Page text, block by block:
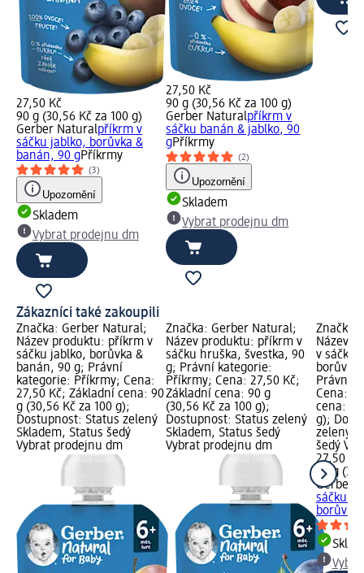
27,50 Kč
90 g (30,56 Kč za 100 g)
Gerber Naturalpříkrm v
sáčku jablko, borůvka &
banán, 90 gPříkrmy
(3)
Upozornění
Skladem
Vybrat prodejnu dm
27,50 Kč
90 g (30,56 Kč za 100 g)
Gerber Naturalpříkrm v
sáčku banán & jablko, 90
gPříkrmy
(2)
Upozornění
Skladem
Vybrat prodejnu dm
Zákazníci také zakoupili
Značka: Gerber Natural;
Název produktu: příkrm v
sáčku jablko, borůvka &
banán, 90 g; Právní
kategorie: Příkrmy; Cena:
27,50 Kč; Základní cena: 90
g (30,56 Kč za 100 g);
Dostupnost: Status zelený
Skladem, Status šedý
Vybrat prodejnu dm
Značka: Gerber Natural;
Název produktu: příkrm v
sáčku hruška, švestka, 90
g; Právní kategorie:
Příkrmy; Cena: 27,50 Kč;
Základní cena: 90 g
(30,56 Kč za 100 g);
Dostupnost: Status zelený
Skladem, Status šedý
Vybrat prodejnu dm
Značka:
Název
v sáčku
borůvka
Právní
Cena:
cena: 90
g);
zelený
šedý
27,50 Kč
90 g
Gerber
sáčku
borůvka